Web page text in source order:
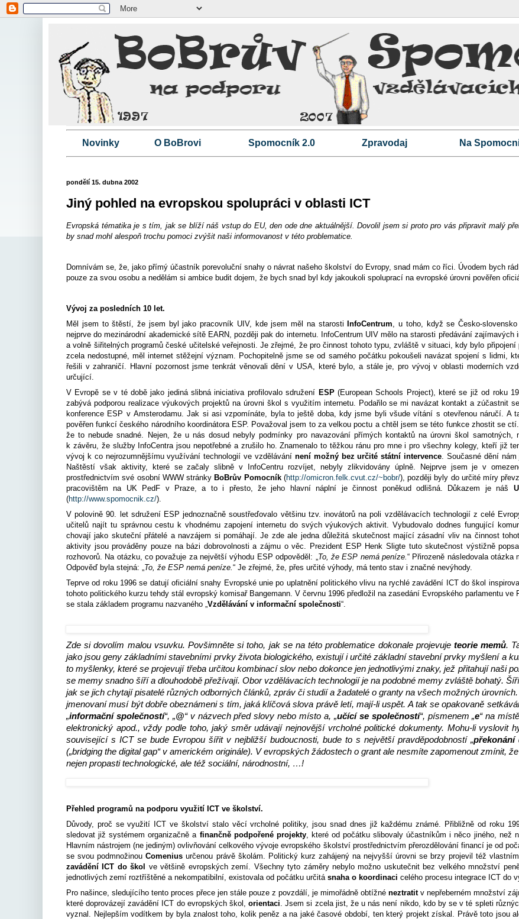
Novinky O BoBrovi Spomocník 2.0 Zpravodaj Na
pondělí 15. dubna 2002
Jiný pohled na evropskou spolupráci v oblasti ICT
Evropská tématika je s tím, jak se blíží náš vstup do EU, den ode dne aktuálnější. Dovolil jsem si proto pro vás připravit malý
by snad mohl alespoň trochu pomoci zvýšit naši informovanost v této problematice.
Domnívám se, že, jako přímý účastník porevoluční snahy o návrat našeho školství do Evropy, snad mám co říci. Úvodem bych
pouze za svou osobu a nedělám si ambice budit dojem, že bych snad byl kdy jakoukoli spoluprací na evropské úrovni pověřen
Vývoj za posledních 10 let.
Měl jsem to štěstí, že jsem byl jako pracovník UIV, kde jsem měl na starostiInfoCentrum , u toho, když se Česko-
nejprve do mezinárodní akademické sítě EARN, později pak do internetu. InfoCentrum UIV mělo na starosti předávání zajímavých
a volně šiřitelných programů české učitelské veřejnosti. Je zřejmé, že pro činnost tohoto typu, zvláště v situaci, kdy bylo
zcela nedostupné, měl internet stěžejní význam. Pochopitelně jsme se od samého počátku pokoušeli navázat spojení s lidmi,
řešili v zahraničí. Hlavní pozornost jsme tenkrát věnovali dění v USA, které bylo, a stále je, pro vývoj v oblasti moderních
určující.
V Evropě se v té době jako jediná slibná iniciativa profilovalo sdružení ESP(European Schools Project), které se již od roku
zabývá podporou realizace výukových projektů na úrovni škol s využitím internetu. Podařilo se mi navázat kontakt a zúčastnit
konference ESP v Amsterodamu. Jak si asi vzpomínáte, byla to ještě doba, kdy jsme byli všude vítání s otevřenou náručí. A
pověřen funkcí českého národního koordinátora ESP. Považoval jsem to za velkou poctu a chtěl jsem se této funkce zhostit se
že to nebude snadné. Nejen, že u nás dosud nebyly podmínky pro navazování přímých kontaktů na úrovni škol samotných,
k závěru, že služby InfoCentra jsou nepotřebné a zrušilo ho. Znamenalo to těžkou ránu pro mne i pro všechny kolegy, kteří již
vývoj k co nejrozumnějšímu využívání technologií ve vzdělávání není možný bez určité státní intervence . Současné dění
Naštěstí však aktivity, které se začaly slibně v InfoCentru rozvíjet, nebyly zlikvidovány úplně. Nejprve jsem je v
prostřednictvím své osobní WWW stránkyBoBrův Pomocník (http://omicron.felk.cvut.cz/~bobr/), později byly do určité míry
pracovištěm na UK PedF v Praze, a to i přesto, že jeho hlavní náplní je činnost poněkud odlišná. Důkazem je náš
(http://www.spomocnik.cz/).
V polovině 90. let sdružení ESP jednoznačně soustřeďovalo většinu tzv. inovátorů na poli vzdělávacích technologií z celé
učitelů najít tu správnou cestu k vhodnému zapojení internetu do svých výukových aktivit. Vybudovalo dodnes fungující
chovají jako skuteční přátelé a navzájem si pomáhají. Je zde ale jedna důležitá skutečnost mající zásadní vliv na činnost
aktivity jsou prováděny pouze na bázi dobrovolnosti a zájmu o věc. Prezident ESP Henk Sligte tuto skutečnost výstižně
rozhovorů. Na otázku, co považuje za největší výhodu ESP odpověděl: „ To, že ESP nemá peníze. “ Přirozeně následovala otázka
Odpověď byla stejná: „ To, že ESP nemá peníze. “ Je zřejmé, že, přes určité výhody, má tento stav i značné nevýhody.
Teprve od roku 1996 se datují oficiální snahy Evropské unie po uplatnění politického vlivu na rychlé zavádění ICT do škol
tohoto politického kurzu tehdy stál evropský komisař Bangemann. V červnu 1996 předložil na zasedání Evropského parlamentu ve
se stala základem programu nazvaného „ Vzdělávání v informační společnosti“.
Zde si dovolím malou vsuvku. Povšimněte si toho, jak se na této problematice dokonale projevuje teorie memů.
jako jsou geny základními stavebními prvky života biologického, existují i určité základní stavební prvky myšlení a
to myšlenky, které se projevují třeba určitou kombinací slov nebo dokonce jen jednotlivými znaky, jež přitahují naši
se memy snadno šíří a dlouhodobě přežívají. Obor vzdělávacích technologií je na podobné memy zvláště bohatý.
jak se jich chytají pisatelé různých odborných článků, zpráv či studií a žadatelé o granty na všech možných
jmenovaní musí být dobře obeznámeni s tím, jaká klíčová slova právě letí, mají-li uspět. A tak se opakovaně
„informační společností“, „@“ v názvech před slovy nebo místo a, „učící se společností“, písmenem „e“ na
elektronický apod., vždy podle toho, jaký směr udávají nejnovější vrcholné politické dokumenty. Mohu-li vyslovit
související s ICT se bude Evropou šířit v nejbližší budoucnosti, bude to s největší pravděpodobností „překonání
(„bridging the digital gap“ v americkém originále). V evropských žádostech o grant ale nesmíte zapomenout zmínit,
nejen propasti technologické, ale též sociální, národnostní, …!
Přehled programů na podporu využití ICT ve školství.
Důvody, proč se využití ICT ve školství stalo věcí vrcholné politiky, jsou snad dnes již každému známé. Přibližně od roku
sledovat již systémem organizačně a finančně podpořené projekty, které od počátku slibovaly účastníkům i něco jiného, než
Hlavním nástrojem (ne jediným) ovlivňování celkového vývoje evropského školství prostřednictvím přerozdělování financí je od
se svou podmnožinouComenius určenou právě školám. Politický kurz zahájený na nejvyšší úrovni se brzy projevil též
zavádění ICT do škol ve většině evropských zemí. Všechny tyto záměry nebylo možno uskutečnit bez velkého množství
jednotlivých zemí roztříštěné a nekompatibilní, existovala od počátku určitá snaha o koordinaci celého procesu integrace ICT do
Pro našince, sledujícího tento proces přece jen stále pouze z povzdálí, je mimořádně obtížné neztratitv nepřeberném množství
které doprovázejí zavádění ICT do evropských škol,orientaci . Jsem si zcela jist, že u nás není nikdo, kdo by se v té spleti
vyznal. Nejlepším vodítkem by byla znalost toho, kolik peněz a na jaké časové období, ten který projekt získal. Právě toto jsou